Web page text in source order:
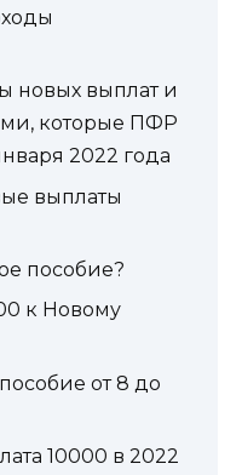
новых выплат и
которые ПФР
2022 года
выплаты
пособие?
к Новому
от 8 до
10000 в 2022